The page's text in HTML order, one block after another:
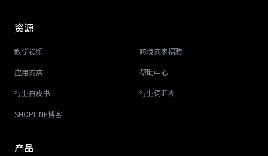
资源
教学视频 跨境商家招聘
应用商店 帮助中心
行业白皮书 行业词汇表
SHOPLINE博客
产品